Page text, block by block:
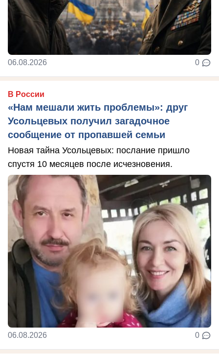
06.08.2026 0
В России
«Нам мешали жить проблемы»: друг
Усольцевых получил загадочное
сообщение от пропавшей семьи
Новая тайна Усольцевых: послание пришло
спустя 10 месяцев после исчезновения.
06.08.2026 0